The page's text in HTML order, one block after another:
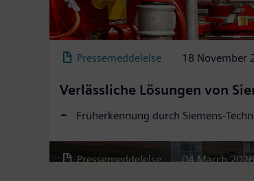
Pressemeddelelse 18 November
Verlässliche Lösungen von
Früherkennung durch Siemens-
Pressemeddelelse 04 March 2026
Mehr Flexibilität – weniger
Intelligente Flexibilisierung des